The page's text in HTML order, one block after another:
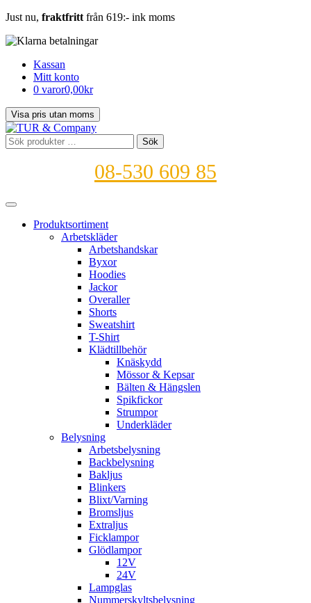
Just nu, fraktfritt från 619:- ink moms
Kassan
Mitt konto
0 varor0,00kr
Sök
efter:
Sök
08-530 609 85
Produktsortiment
Arbetskläder
Arbetshandskar
Byxor
Hoodies
Jackor
Overaller
Shorts
Sweatshirt
T-Shirt
Klädtillbehör
Knäskydd
Mössor & Kepsar
Bälten & Hängslen
Spikfickor
Strumpor
Underkläder
Belysning
Arbetsbelysning
Backbelysning
Bakljus
Blinkers
Blixt/Varning
Bromsljus
Extraljus
Ficklampor
Glödlampor
12V
24V
Lampglas
Nummerskyltsbelysning